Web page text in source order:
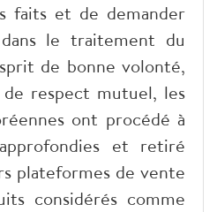
faits et de demander
le traitement du
de bonne volonté,
respect mutuel, les
ont procédé à
et retiré
plateformes de vente
considérés comme